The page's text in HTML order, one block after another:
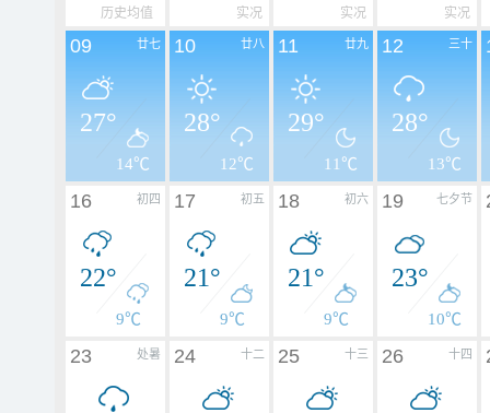
历史均值 实况 实况 实况
廿七
09
27°
14℃
廿八
10
28°
12℃
廿九
11
29°
11℃
三十
12
28°
13℃
初四
16
22°
9℃
初五
17
21°
9℃
初六
18
21°
9℃
七夕节
19
23°
10℃
处暑
23 十二
24 十三
25 十四
26